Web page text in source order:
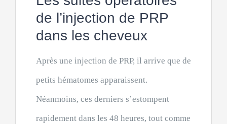
de l’injection de PRP
dans les cheveux
Après une injection de PRP, il arrive que de
petits hématomes apparaissent.
Néanmoins, ces derniers s’estompent
rapidement dans les 48 heures, tout comme